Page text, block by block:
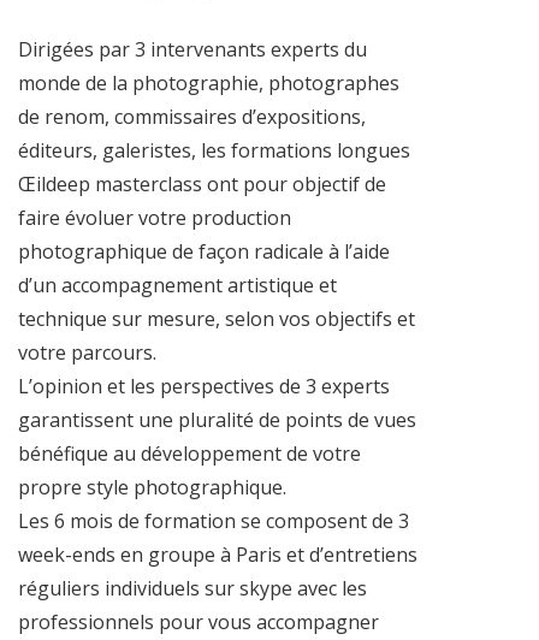
Dirigées par 3 intervenants experts du
monde de la photographie, photographes
de renom, commissaires d’expositions,
éditeurs, galeristes, les formations longues
Œildeep masterclass ont pour objectif de
faire évoluer votre production
photographique de façon radicale à l’aide
d’un accompagnement artistique et
technique sur mesure, selon vos objectifs et
votre parcours.
L’opinion et les perspectives de 3 experts
garantissent une pluralité de points de vues
bénéfique au développement de votre
propre style photographique.
Les 6 mois de formation se composent de 3
week-ends en groupe à Paris et d’entretiens
réguliers individuels sur skype avec les
professionnels pour vous accompagner